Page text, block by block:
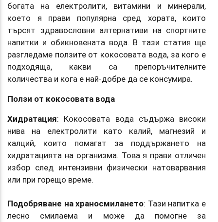
богата на електролити, витамини и минерали,
което я прави популярна сред хората, които
търсят здравословни алтернативи на спортните
напитки и обикновената вода. В тази статия ще
разгледаме ползите от кокосовата вода, за кого е
подходяща, какви са препоръчителните
количества и кога е най-добре да се консумира.
Ползи от кокосовата вода
Хидратация: Кокосовата вода съдържа високи
нива на електролити като калий, магнезий и
калций, които помагат за поддържането на
хидратацията на организма. Това я прави отличен
избор след интензивни физически натоварвания
или при горещо време.
Подобряване на храносмилането: Тази напитка е
лесно смилаема и може да помогне за